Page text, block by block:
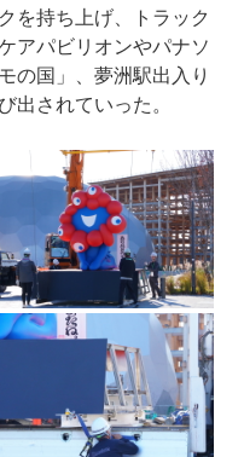
を持ち上げ、トラック
アパビリオンやパナソ
の国」、夢洲駅出入り
出されていった。